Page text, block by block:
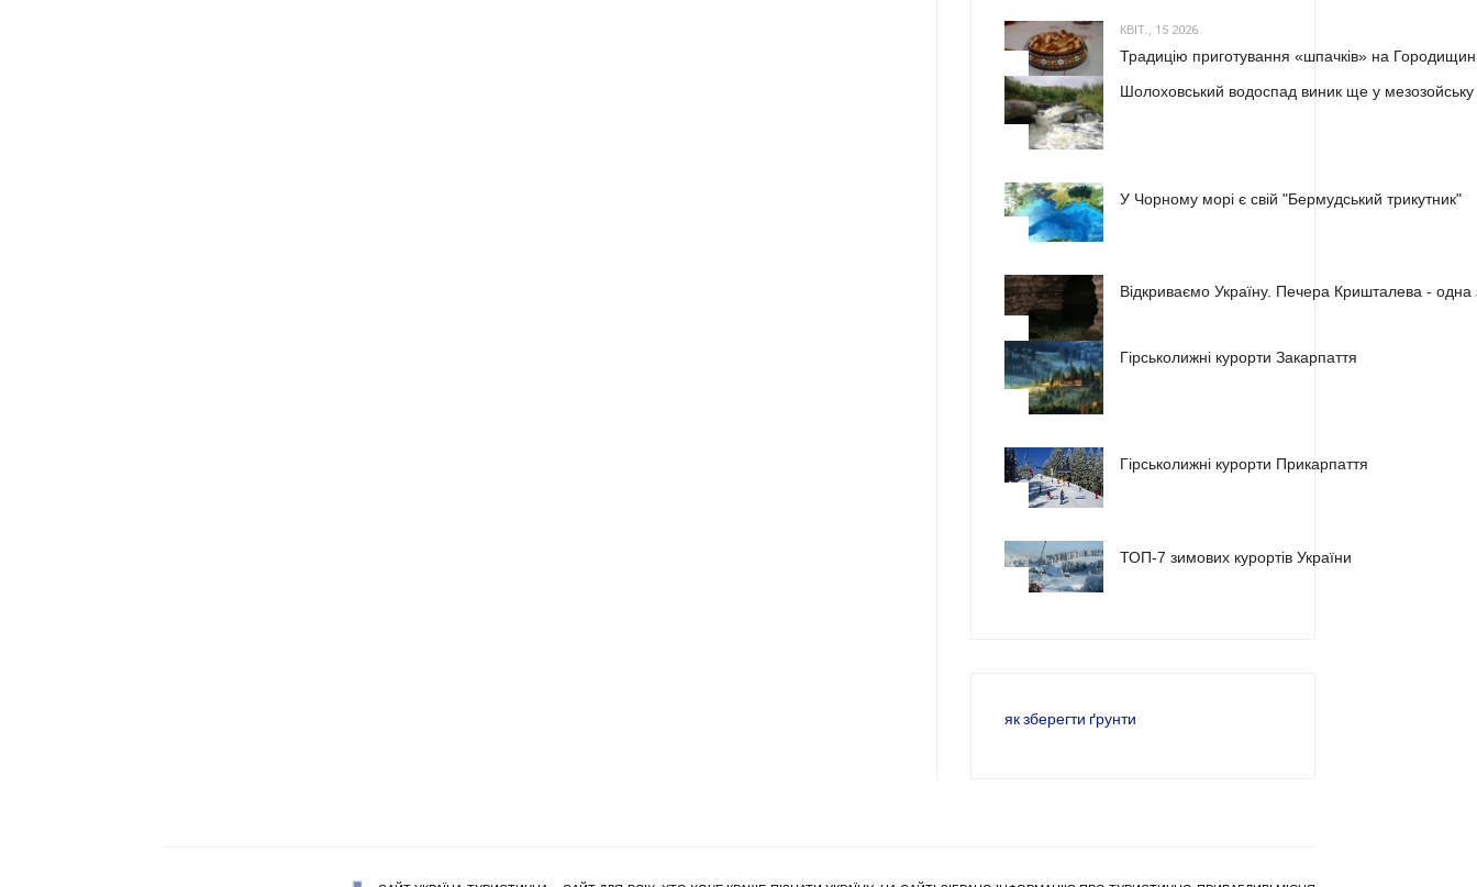
КВІТ., 15 2026
Традицію приготування «шпачків» на
Шолоховський водоспад виник ще у мезозойську
У Чорному морі є свій "Бермудський трикутник"
Відкриваємо Україну. Печера Кришталева - одна
Гірськолижні курорти Закарпаття
Гірськолижні курорти Прикарпаття
ТОП-7 зимових курортів України
як зберегти ґрунти